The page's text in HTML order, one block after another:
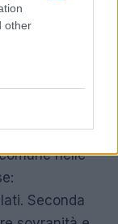
other
in
nelle
Seconda